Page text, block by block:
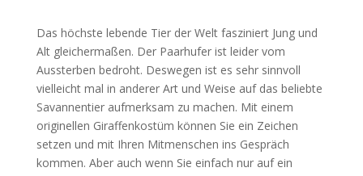
Das höchste lebende Tier der Welt fasziniert Jung und
Alt gleichermaßen. Der Paarhufer ist leider vom
Aussterben bedroht. Deswegen ist es sehr sinnvoll
vielleicht mal in anderer Art und Weise auf das beliebte
Savannentier aufmerksam zu machen. Mit einem
originellen Giraffenkostüm können Sie ein Zeichen
setzen und mit Ihren Mitmenschen ins Gespräch
kommen. Aber auch wenn Sie einfach nur auf ein